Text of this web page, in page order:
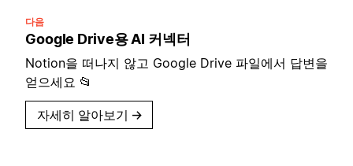
다음
Google Drive용 AI 커넥터
Notion을 떠나지 않고 Google Drive 파일에서 답변을
얻으세요 📂
자세히 알아보기 →